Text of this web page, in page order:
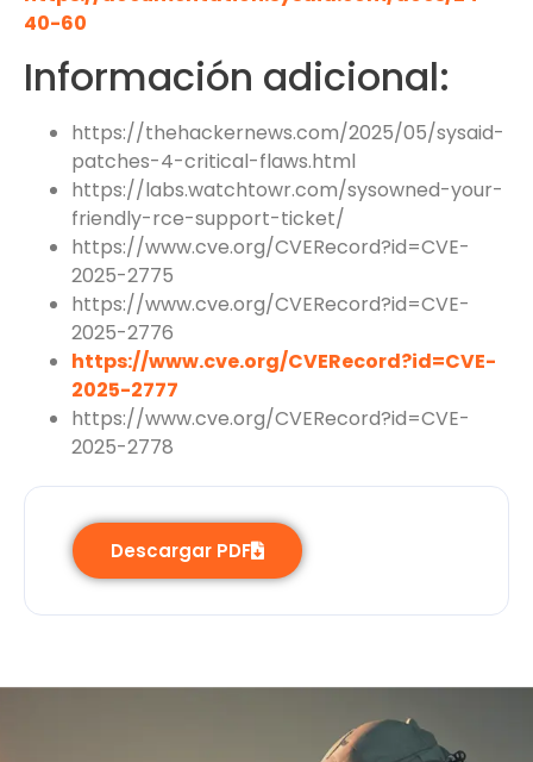
40-60
Información adicional:
https://thehackernews.com/2025/05/sysaid-
patches-4-critical-flaws.html
https://labs.watchtowr.com/sysowned-your-
friendly-rce-support-ticket/
https://www.cve.org/CVERecord?id=CVE-
2025-2775
https://www.cve.org/CVERecord?id=CVE-
2025-2776
https://www.cve.org/CVERecord?id=CVE-
2025-2777
https://www.cve.org/CVERecord?id=CVE-
2025-2778
Descargar PDF